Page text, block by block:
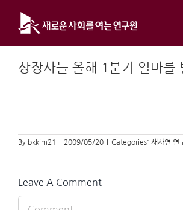
content
상장사들 올해 1분기 얼마를
By bkkim21 2009/05/20 Categories: 새사연 연
Leave A Comment